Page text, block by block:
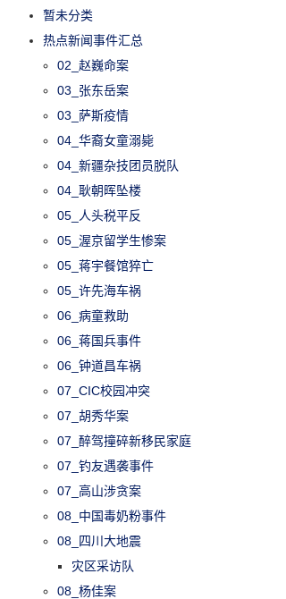
暂未分类
热点新闻事件汇总
02_赵巍命案
03_张东岳案
03_萨斯疫情
04_华裔女童溺毙
04_新疆杂技团员脱队
04_耿朝晖坠楼
05_人头税平反
05_渥京留学生惨案
05_蒋宇餐馆猝亡
05_许先海车祸
06_病童救助
06_蒋国兵事件
06_钟道昌车祸
07_CIC校园冲突
07_胡秀华案
07_醉驾撞碎新移民家庭
07_钓友遇袭事件
07_高山涉贪案
08_中国毒奶粉事件
08_四川大地震
灾区采访队
08_杨佳案